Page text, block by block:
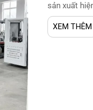
sản xuất
Các ngành
XEM THÊM